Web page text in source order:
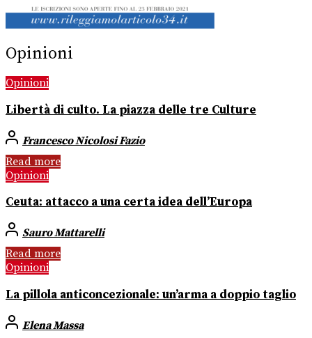
Opinioni
Opinioni
Libertà di culto. La piazza delle tre Culture
Francesco Nicolosi Fazio
Read more
Opinioni
Ceuta: attacco a una certa idea dell’Europa
Sauro Mattarelli
Read more
Opinioni
La pillola anticoncezionale: un’arma a doppio taglio
Elena Massa